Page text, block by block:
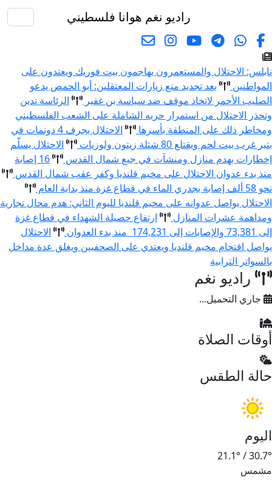
راديو نغم هوانا فلسطيني
نابلس: الاحتلال والمستعمرون يهاجمون بيت فوريك ويعتدون على
المواطنين
بعد تجديد منع زيارات المعتقلين: أبو الحمص يدعو
الصليب الأحمر لاتخاذ موقف ضد سياسة بن غفير
الرئاسة تدين
وتحذر الاحتلال من استمرار حربه الشاملة على الشعب الفلسطيني
ومخاطر ذلك على المنطقة بأسرها
الاحتلال يجرف 4 دونمات في
بتير غرب بيت لحم ويقتلع 80 شتلة زيتون ولوزيات
الاحتلال يسلّم
إخطارات بهدم منازل ومنشآت في جبع شمال القدس
16 إصابة
منذ بدء عدوان الاحتلال على مخيم قلنديا وكفر عقب شمال القدس
نحو 58 ألف إصابة بجدري الماء في قطاع غزة منذ بداية العام
الاحتلال يواصل عدوانه على مخيم قلنديا لليوم الثاني: هدم محال تجارية
ومداهمة عشرات المنازل
ارتفاع حصيلة الشهداء في قطاع غزة
إلى 73,381 والإصابات إلى 174,231 منذ بدء العدوان
الاحتلال
يواصل اقتحام مخيم قلنديا ويعتدي على الصحفيين ويغلق عدة مداخل
بالسواتر الترابية
راديو نغم
جاري التحميل...
أوقات الصلاة
حالة الطقس
اليوم
30.7°
/
21.1°
مشمس